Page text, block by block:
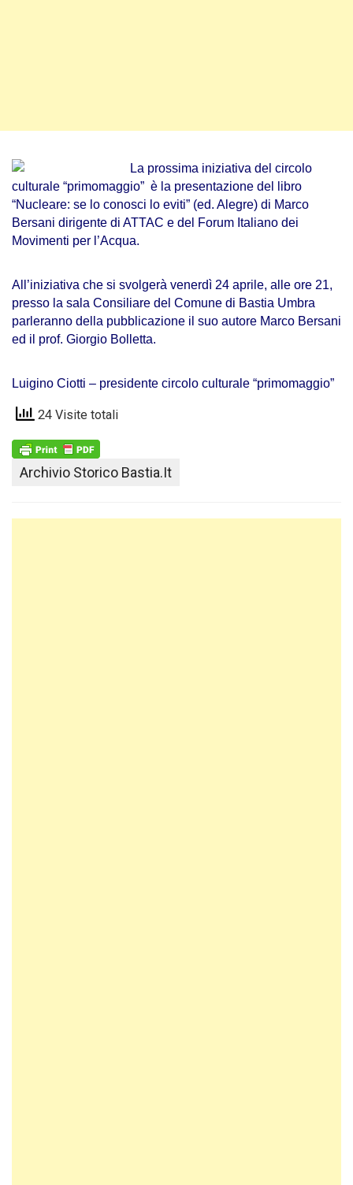
La prossima iniziativa del circolo
culturale “primomaggio” è la presentazione del libro
“Nucleare: se lo conosci lo eviti” (ed. Alegre) di Marco
Bersani dirigente di ATTAC e del Forum Italiano dei
Movimenti per l’Acqua.
All’iniziativa che si svolgerà venerdì 24 aprile, alle ore 21,
presso la sala Consiliare del Comune di Bastia Umbra
parleranno della pubblicazione il suo autore Marco Bersani
ed il prof. Giorgio Bolletta.
Luigino Ciotti – presidente circolo culturale “primomaggio”
24 Visite totali
Archivio Storico Bastia.it